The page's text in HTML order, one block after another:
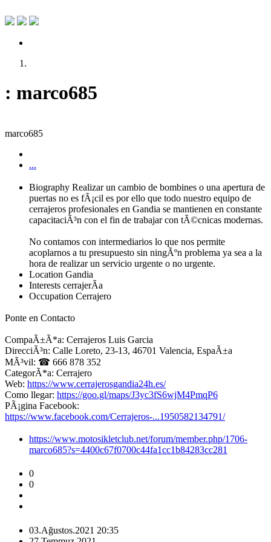
: marco685
marco685
...
Biography Realizar un cambio de bombines o una apertura de
puertas no es fÃ¡cil es por ello que todo nuestro equipo de
cerrajeros profesionales en Gandia se mantienen en constante
capacitaciÃ³n con el fin de trabajar con tÃ©cnicas modernas.
No contamos con intermediarios lo que nos permite
acoplarnos a tu presupuesto sin ningÃºn problema ya sea a la
hora de realizar un servicio urgente o no urgente.
Location Gandia
Interests cerrajerÃ­a
Occupation Cerrajero
Ponte en Contacto
CompaÃ±Ã*a: Cerrajeros Luis Garcia
DirecciÃ³n: Calle Loreto, 23-13, 46701 Valencia, EspaÃ±a
MÃ³vil: ☎ 666 878 352
CategorÃ*a: Cerrajero
Web: https://www.cerrajerosgandia24h.es/
Como llegar: https://goo.gl/maps/J3yc3fS6wjM4PmqP6
PÃ¡gina Facebook:
https://www.facebook.com/Cerrajeros-...1950582134791/
https://www.motosikletclub.net/forum/member.php/1706-
marco685?s=4400c67f0700c44fa1cc1b84283cc281
0
0
03.Ağustos.2021 20:35